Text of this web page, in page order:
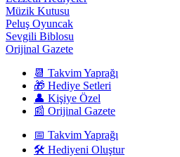
Müzik Kutusu
Peluş Oyuncak
Sevgili Biblosu
Orijinal Gazete
📆 Takvim Yaprağı
🎁 Hediye Setleri
👤 Kişiye Özel
📰 Orijinal Gazete
📅 Takvim Yaprağı
🛠️ Hediyeni Oluştur